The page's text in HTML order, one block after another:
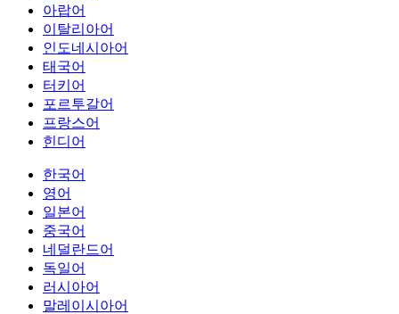
아랍어
이탈리아어
인도네시아어
태국어
터키어
포르투갈어
프랑스어
힌디어
한국어
영어
일본어
중국어
네덜란드어
독일어
러시아어
말레이시아어